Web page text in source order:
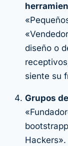
diseño o
siente su
Grupos